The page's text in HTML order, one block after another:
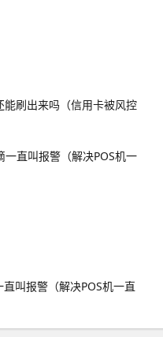
能刷出来吗（信用卡被风控
直叫报警（解决POS机一直